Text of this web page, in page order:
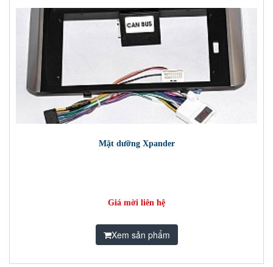
Mặt dưỡng Xpander
Giá mời liên hệ
Xem sản phẩm